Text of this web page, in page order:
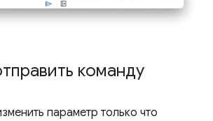
команду
параметр только что